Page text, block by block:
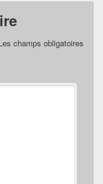
champs obligatoires